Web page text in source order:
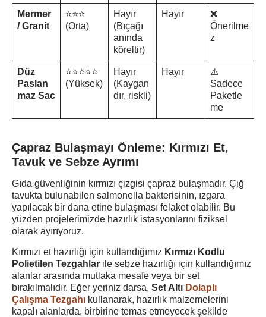
Mermer
/ Granit
⭐⭐⭐
(Orta)
Hayır
(Bıçağı
anında
köreltir)
Hayır
❌
Önerilme
z
Düz
Paslan
maz Sac
⭐⭐⭐⭐⭐
(Yüksek)
Hayır
(Kaygan
dır, riskli)
Hayır
⚠️
Sadece
Paketle
me
Çapraz Bulaşmayı Önleme: Kırmızı Et,
Tavuk ve Sebze Ayrımı
Gıda güvenliğinin kırmızı çizgisi çapraz bulaşmadır. Çiğ
tavukta bulunabilen salmonella bakterisinin, ızgara
yapılacak bir dana etine bulaşması felaket olabilir. Bu
yüzden projelerimizde hazırlık istasyonlarını fiziksel
olarak ayırıyoruz.
Kırmızı et hazırlığı için kullandığımız Kırmızı Kodlu
Polietilen Tezgahlar ile sebze hazırlığı için kullandığımız
alanlar arasında mutlaka mesafe veya bir set
bırakılmalıdır. Eğer yeriniz darsa, Set Altı Dolaplı
Çalışma Tezgahı kullanarak, hazırlık malzemelerini
kapalı alanlarda, birbirine temas etmeyecek şekilde